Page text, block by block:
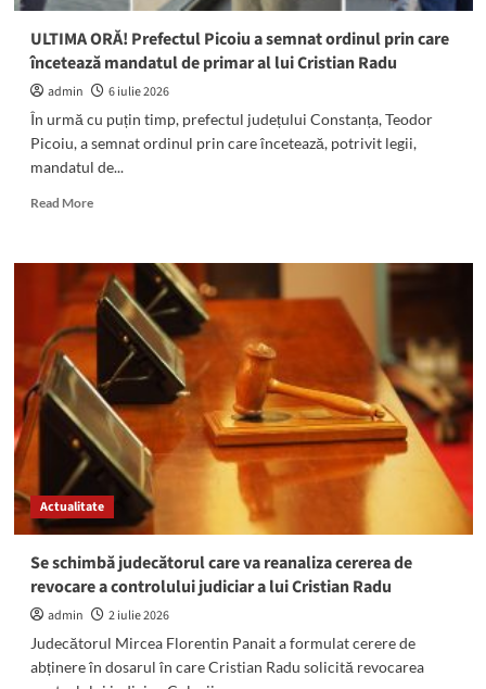
ULTIMA ORĂ! Prefectul Picoiu a semnat ordinul prin care
încetează mandatul de primar al lui Cristian Radu
admin
6 iulie 2026
În urmă cu puțin timp, prefectul județului Constanța, Teodor
Picoiu, a semnat ordinul prin care încetează, potrivit legii,
mandatul de...
Read MoreRead
ULTIMA
ORĂ!
Prefectul
Picoiu
a
semnat
ordinul
prin
care
încetează
mandatul
primar
al
Cristian
Radu
Actualitate
Se schimbă judecătorul care va reanaliza cererea de
revocare a controlului judiciar a lui Cristian Radu
admin
2 iulie 2026
Judecătorul Mircea Florentin Panait a formulat cerere de
abținere în dosarul în care Cristian Radu solicită revocarea